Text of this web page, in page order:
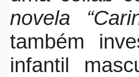
novela
também
infantil